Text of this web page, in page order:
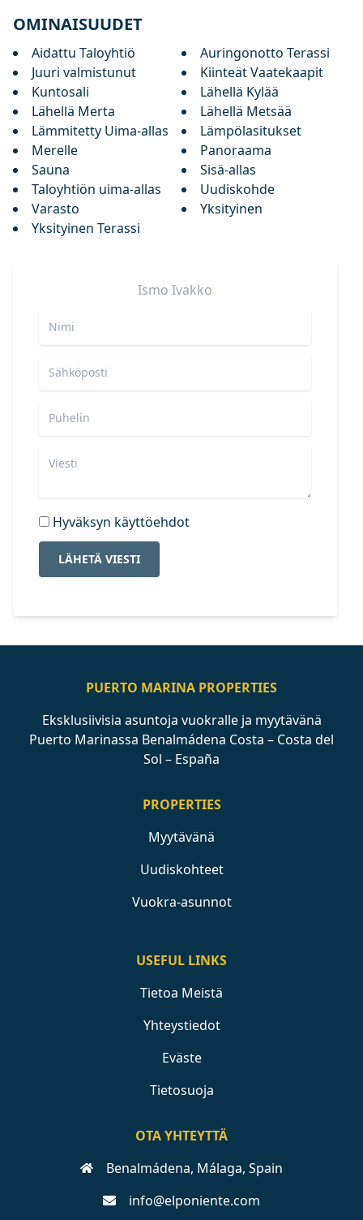
OMINAISUUDET
Aidattu Taloyhtiö
Auringonotto Terassi
Juuri valmistunut
Kiinteät Vaatekaapit
Kuntosali
Lähellä Kylää
Lähellä Merta
Lähellä Metsää
Lämmitetty Uima-allas
Lämpölasitukset
Merelle
Panoraama
Sauna
Sisä-allas
Taloyhtiön uima-allas
Uudiskohde
Varasto
Yksityinen
Yksityinen Terassi
Ismo Ivakko
Hyväksyn käyttöehdot
LÄHETÄ VIESTI
PUERTO MARINA PROPERTIES
Eksklusiivisia asuntoja vuokralle ja myytävänä
Puerto Marinassa Benalmádena Costa – Costa del
Sol – España
PROPERTIES
Myytävänä
Uudiskohteet
Vuokra-asunnot
USEFUL LINKS
Tietoa Meistä
Yhteystiedot
Eväste
Tietosuoja
OTA YHTEYTTÄ
Benalmádena, Málaga, Spain
info@elponiente.com